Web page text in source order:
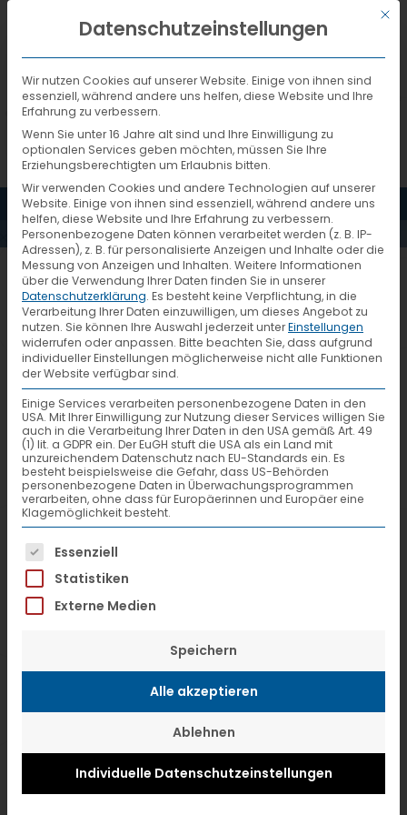
DEUTSCH
MENÜ
PRESSEMELDUNGEN
VTL sponsert den 7.
Logistikevent
Urban Retail Logistics: Die Stadt
schläft nicht.
Fulda. Die VTL Vernetzte-Transport-
Logistik GmbH, unterstützt den Kölner
Branchentreff von EKU¬PAC und HERZIG,
welcher am 7. April 2011 im KölnSky
Der Event will die Herausforderungen
bei der Versorgung einer Großstadt
deutlich machen und diskutieren: Die
urbane Bevölkerung wächst und stellt
Mit
Datenschutzeinstellungen
Wir nutzen Cookies auf unserer Website. Einige von ihnen sind
essenziell, während andere uns helfen, diese Website und Ihre
Erfahrung zu verbessern.
Wenn Sie unter 16 Jahre alt sind und Ihre Einwilligung zu
optionalen Services geben möchten, müssen Sie Ihre
Erziehungsberechtigten um Erlaubnis bitten.
Wir verwenden Cookies und andere Technologien auf unserer
Website. Einige von ihnen sind essenziell, während andere uns
helfen, diese Website und Ihre Erfahrung zu verbessern.
Personenbezogene Daten können verarbeitet werden (z. B. IP-
Adressen), z. B. für personalisierte Anzeigen und Inhalte oder die
Messung von Anzeigen und Inhalten. Weitere Informationen
über die Verwendung Ihrer Daten finden Sie in unserer
Datenschutzerklärung. Es besteht keine Verpflichtung, in die
Verarbeitung Ihrer Daten einzuwilligen, um dieses Angebot zu
nutzen. Sie können Ihre Auswahl jederzeit unterEinstellungen
widerrufen oder anpassen. Bitte beachten Sie, dass aufgrund
individueller Einstellungen möglicherweise nicht alle Funktionen
der Website verfügbar sind.
Einige Services verarbeiten personenbezogene Daten in den
USA. Mit Ihrer Einwilligung zur Nutzung dieser Services willigen Sie
auch in die Verarbeitung Ihrer Daten in den USA gemäß Art. 49
(1) lit. a GDPR ein. Der EuGH stuft die USA als ein Land mit
unzureichendem Datenschutz nach EU-Standards ein. Es
besteht beispielsweise die Gefahr, dass US-Behörden
personenbezogene Daten in Überwachungsprogrammen
verarbeiten, ohne dass für Europäerinnen und Europäer eine
Klagemöglichkeit besteht.
Es folgt eine Liste der Service-Gruppen,
Essenziell
Statistiken
Externe Medien
Speichern
Alle akzeptieren
Ablehnen
Individuelle Datenschutzeinstellungen